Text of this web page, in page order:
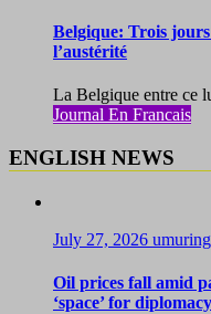
Belgique: Trois jours
l’austérité
La Belgique entre ce
Journal En Francais
ENGLISH NEWS
July 27, 2026
Oil prices fall amid
‘space’ for diplomacy